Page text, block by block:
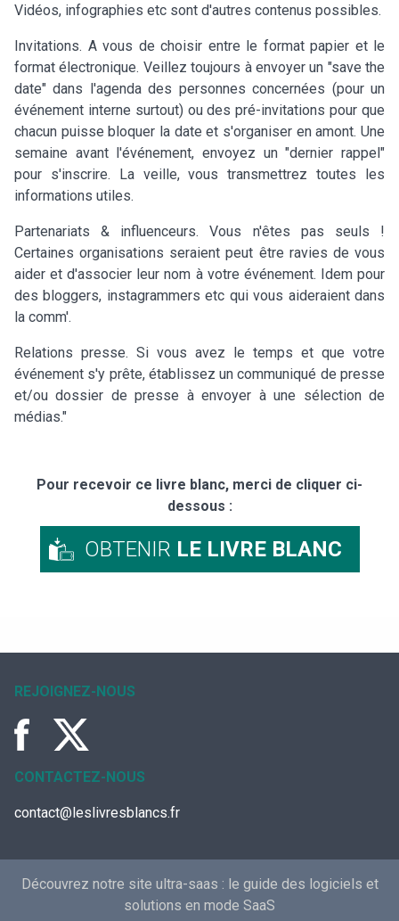
Vidéos, infographies etc sont d'autres contenus possibles.
Invitations. A vous de choisir entre le format papier et le
format électronique. Veillez toujours à envoyer un "save the
date" dans l'agenda des personnes concernées (pour un
événement interne surtout) ou des pré-invitations pour que
chacun puisse bloquer la date et s'organiser en amont. Une
semaine avant l'événement, envoyez un "dernier rappel"
pour s'inscrire. La veille, vous transmettrez toutes les
informations utiles.
Partenariats & influenceurs. Vous n'êtes pas seuls !
Certaines organisations seraient peut être ravies de vous
aider et d'associer leur nom à votre événement. Idem pour
des bloggers, instagrammers etc qui vous aideraient dans
la comm'.
Relations presse. Si vous avez le temps et que votre
événement s'y prête, établissez un communiqué de presse
et/ou dossier de presse à envoyer à une sélection de
médias."
Pour recevoir ce livre blanc, merci de cliquer ci-
dessous :
OBTENIR LE LIVRE BLANC
REJOIGNEZ-NOUS
CONTACTEZ-NOUS
contact@leslivresblancs.fr
Découvrez notre site ultra-saas : le guide des logiciels et
solutions en mode SaaS